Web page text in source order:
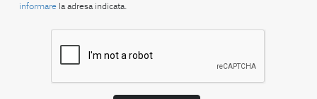
informare la adresa indicata.